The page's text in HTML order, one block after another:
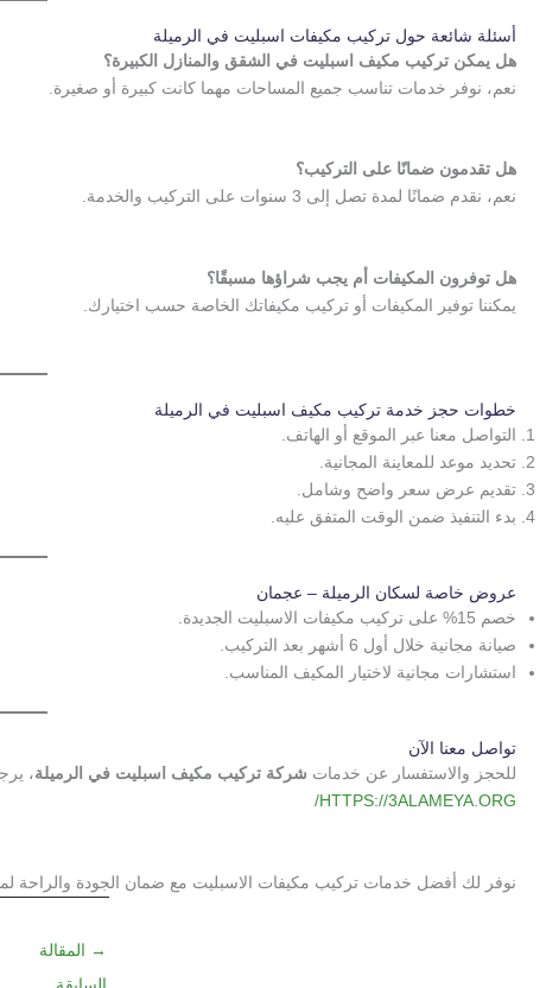
أسئلة شائعة حول تركيب مكيفات اسبليت في الرميلة
هل يمكن تركيب مكيف اسبليت في الشقق والمنازل الكبيرة؟
نعم، نوفر خدمات تناسب جميع المساحات مهما كانت كبيرة أو صغيرة.
هل تقدمون ضمانًا على التركيب؟
نعم، نقدم ضمانًا لمدة تصل إلى 3 سنوات على التركيب والخدمة.
هل توفرون المكيفات أم يجب شراؤها مسبقًا؟
يمكننا توفير المكيفات أو تركيب مكيفاتك الخاصة حسب اختيارك.
خطوات حجز خدمة تركيب مكيف اسبليت في الرميلة
التواصل معنا عبر الموقع أو الهاتف.
تحديد موعد للمعاينة المجانية.
تقديم عرض سعر واضح وشامل.
بدء التنفيذ ضمن الوقت المتفق عليه.
عروض خاصة لسكان الرميلة – عجمان
خصم 15% على تركيب مكيفات الاسبليت الجديدة.
صيانة مجانية خلال أول 6 أشهر بعد التركيب.
استشارات مجانية لاختيار المكيف المناسب.
تواصل معنا الآن
للحجز والاستفسار عن خدمات شركة تركيب مكيف اسبليت في الرميلة،
HTTPS://3ALAMEYA.ORG/
نوفر لك أفضل خدمات تركيب مكيفات الاسبليت مع ضمان الجودة والراحة
→ المقالة
السابقة